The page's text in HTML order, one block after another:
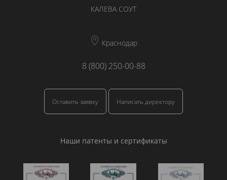
КАЛЕВА СОУТ
Краснодар
8 (800) 250-00-88
Оставить заявку Написать директору
Наши патенты и сертификаты